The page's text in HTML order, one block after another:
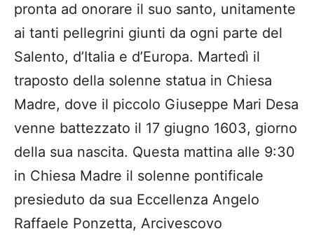
pronta ad onorare il suo santo, unitamente
ai tanti pellegrini giunti da ogni parte del
Salento, d’Italia e d’Europa. Martedì il
traposto della solenne statua in Chiesa
Madre, dove il piccolo Giuseppe Mari Desa
venne battezzato il 17 giugno 1603, giorno
della sua nascita. Questa mattina alle 9:30
in Chiesa Madre il solenne pontificale
presieduto da sua Eccellenza Angelo
Raffaele Ponzetta, Arcivescovo